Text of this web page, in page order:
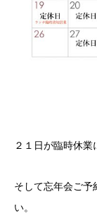
２１日が臨時休業
そして忘年会ご予
い。